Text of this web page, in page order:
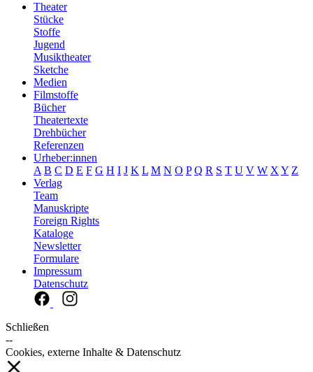
Theater
Stücke
Stoffe
Jugend
Musiktheater
Sketche
Medien
Filmstoffe
Bücher
Theatertexte
Drehbücher
Referenzen
Urheber:innen
A B C D E F G H I J K L M N O P Q R S T U V W X Y Z
Verlag
Team
Manuskripte
Foreign Rights
Kataloge
Newsletter
Formulare
Impressum
Datenschutz
Schließen
--
Cookies, externe Inhalte & Datenschutz